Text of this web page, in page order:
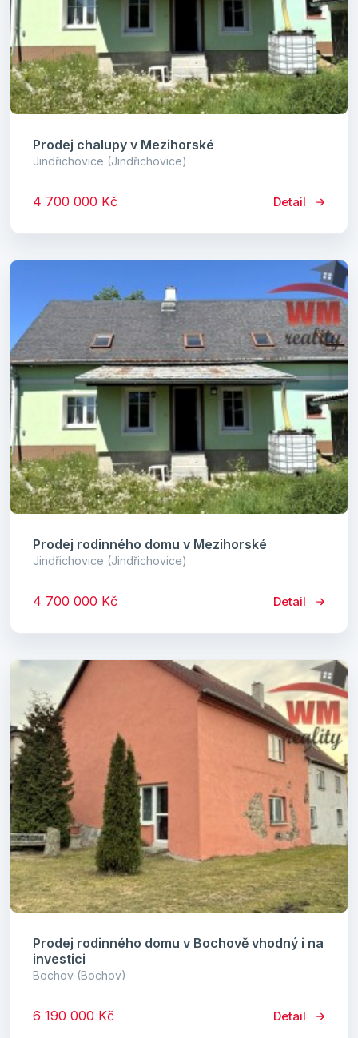
Prodej chalupy v Mezihorské
Jindřichovice (Jindřichovice)
4 700 000 Kč Detail
Prodej rodinného domu v Mezihorské
Jindřichovice (Jindřichovice)
4 700 000 Kč Detail
Prodej rodinného domu v Bochově vhodný i na
investici
Bochov (Bochov)
6 190 000 Kč Detail